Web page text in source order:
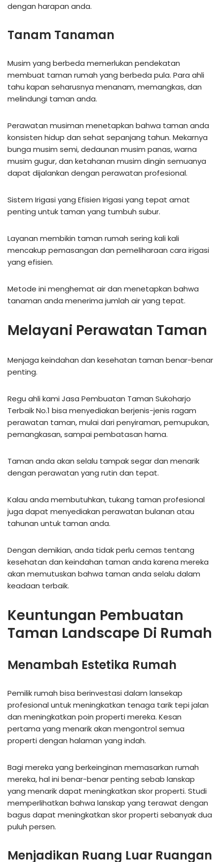
dengan harapan anda.
Tanam Tanaman
Musim yang berbeda memerlukan pendekatan
membuat taman rumah yang berbeda pula. Para ahli
tahu kapan seharusnya menanam, memangkas, dan
melindungi taman anda.
Perawatan musiman menetapkan bahwa taman anda
konsisten hidup dan sehat sepanjang tahun. Mekarnya
bunga musim semi, dedaunan musim panas, warna
musim gugur, dan ketahanan musim dingin semuanya
dapat dijalankan dengan perawatan profesional.
Sistem Irigasi yang Efisien Irigasi yang tepat amat
penting untuk taman yang tumbuh subur.
Layanan membikin taman rumah sering kali kali
mencakup pemasangan dan pemeliharaan cara irigasi
yang efisien.
Metode ini menghemat air dan menetapkan bahwa
tanaman anda menerima jumlah air yang tepat.
Melayani Perawatan Taman
Menjaga keindahan dan kesehatan taman benar-benar
penting.
Regu ahli kami Jasa Pembuatan Taman Sukoharjo
Terbaik No.1 bisa menyediakan berjenis-jenis ragam
perawatan taman, mulai dari penyiraman, pemupukan,
pemangkasan, sampai pembatasan hama.
Taman anda akan selalu tampak segar dan menarik
dengan perawatan yang rutin dan tepat.
Kalau anda membutuhkan, tukang taman profesional
juga dapat menyediakan perawatan bulanan atau
tahunan untuk taman anda.
Dengan demikian, anda tidak perlu cemas tentang
kesehatan dan keindahan taman anda karena mereka
akan memutuskan bahwa taman anda selalu dalam
keadaan terbaik.
Keuntungan Pembuatan
Taman Landscape Di Rumah
Menambah Estetika Rumah
Pemilik rumah bisa berinvestasi dalam lansekap
profesional untuk meningkatkan tenaga tarik tepi jalan
dan meningkatkan poin properti mereka. Kesan
pertama yang menarik akan mengontrol semua
properti dengan halaman yang indah.
Bagi mereka yang berkeinginan memasarkan rumah
mereka, hal ini benar-benar penting sebab lanskap
yang menarik dapat meningkatkan skor properti. Studi
memperlihatkan bahwa lanskap yang terawat dengan
bagus dapat meningkatkan skor properti sebanyak dua
puluh persen.
Menjadikan Ruang Luar Ruangan